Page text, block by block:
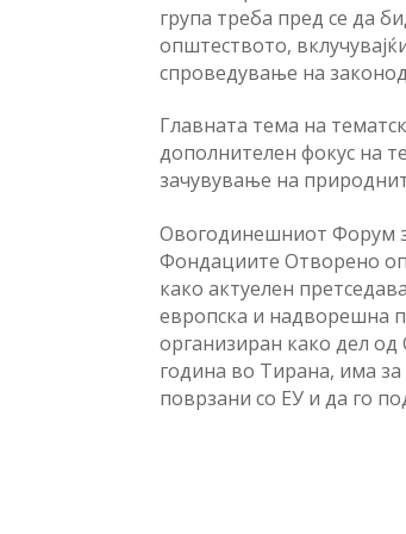
група треба пред се да
општеството,
спроведување на
Главната тема на
дополнителен фокус на
зачувување на
Овогодинешниот Форум
Фондациите Отворено
како актуелен
европска и надворешна
организиран како дел
година во Тирана, има за
поврзани со ЕУ и да го